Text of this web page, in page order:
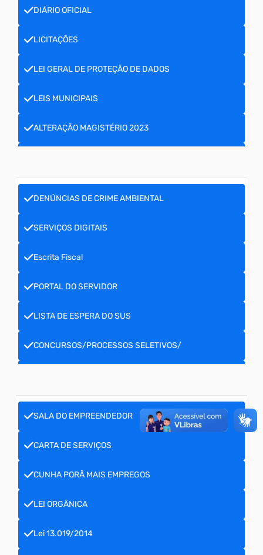
DIÁRIO OFICIAL
LICITAÇÕES
LEI GERAL DE PROTEÇÃO DE DADOS
LEIS MUNICIPAIS
ALTERAÇÃO MAGISTÉRIO 2023
INCENTIVOS FISCAIS
DENÚNCIAS DE CRIME AMBIENTAL
SERVIÇOS DIGITAIS
Escrita Fiscal
PORTAL DO SERVIDOR
LISTA DE ESPERA DO SUS
CONCURSOS/PROCESSOS SELETIVOS/
EDITAL DE NOTIFICAÇÃO DE DÍVID
SALA DO EMPREENDEDOR
CARTA DE SERVIÇOS
CUNHA PORÃ MAIS EMPREGOS
LEI ORGÂNICA
Lei 13.019/2014